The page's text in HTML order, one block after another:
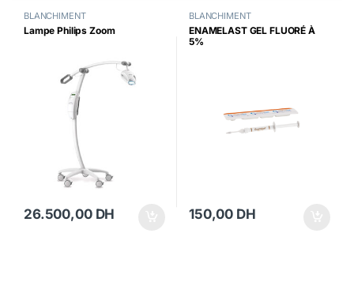
BLANCHIMENT
Lampe Philips Zoom
26.500,00 DH
BLANCHIMENT
ENAMELAST GEL FLUORÉ À
5%
150,00 DH